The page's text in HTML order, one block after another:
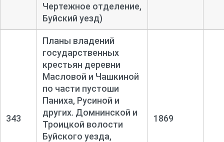
Чертежное отделение,
Буйский уезд)
343
Планы владений
государственных
крестьян деревни
Масловой и Чашкиной
по части пустоши
Паниха, Русиной и
других. Домнинской и
Троицкой волости
Буйского уезда,
1869